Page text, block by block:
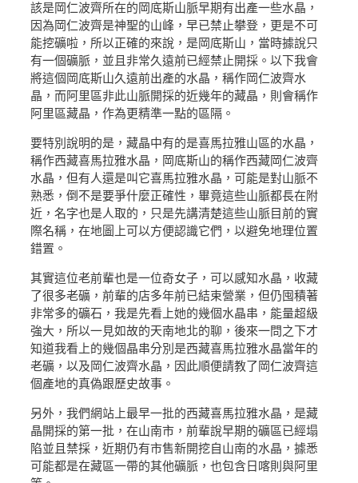
該是岡仁波齊所在的岡底斯山脈早期有出產一些水晶，
因為岡仁波齊是神聖的山峰，早已禁止攀登，更是不可
能挖礦啦，所以正確的來說，是岡底斯山，當時據說只
有一個礦脈，並且非常久遠前已經禁止開採。以下我會
將這個岡底斯山久遠前出產的水晶，稱作岡仁波齊水
晶，而阿里區非此山脈開採的近幾年的藏晶，則會稱作
阿里區藏晶，作為更精準一點的區隔。
要特別說明的是，藏晶中有的是喜馬拉雅山區的水晶，
稱作西藏喜馬拉雅水晶，岡底斯山的稱作西藏岡仁波齊
水晶，但有人還是叫它喜馬拉雅水晶，可能是對山脈不
熟悉，倒不是要爭什麼正確性，畢竟這些山脈都長在附
近，名字也是人取的，只是先講清楚這些山脈目前的實
際名稱，在地圖上可以方便認識它們，以避免地理位置
錯置。
其實這位老前輩也是一位奇女子，可以感知水晶，收藏
了很多老礦，前輩的店多年前已結束營業，但仍囤積著
非常多的礦石，我是先看上她的幾個水晶串，能量超級
強大，所以一見如故的天南地北的聊，後來一問之下才
知道我看上的幾個晶串分別是西藏喜馬拉雅水晶當年的
老礦，以及岡仁波齊水晶，因此順便請教了岡仁波齊這
個產地的真偽跟歷史故事。
另外，我們網站上最早一批的西藏喜馬拉雅水晶，是藏
晶開採的第一批，在山南市，前輩說早期的礦區已經塌
陷並且禁採，近期仍有市售新開挖自山南的水晶，據悉
可能都是在藏區一帶的其他礦脈，也包含日喀則與阿里